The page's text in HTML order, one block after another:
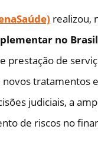
realizou,
no
de
tratamentos
judiciais, a
de riscos no